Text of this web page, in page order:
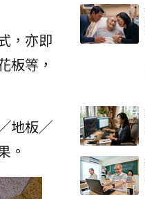
，亦即
板等，
╱地板╱
。